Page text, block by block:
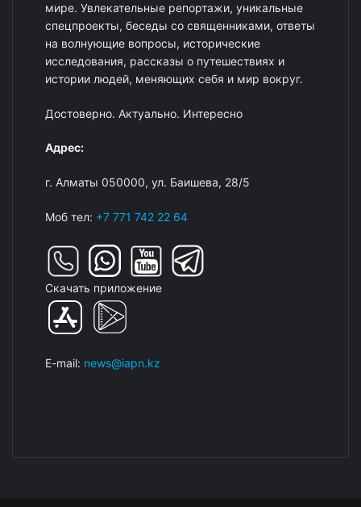
мире. Увлекательные репортажи, уникальные
спецпроекты, беседы со священниками, ответы
на волнующие вопросы, исторические
исследования, рассказы о путешествиях и
истории людей, меняющих себя и мир вокруг.
Достоверно. Актуально. Интересно
Адрес:
г. Алматы 050000, ул. Баишева, 28/5
Моб тел: +7 771 742 22 64
Скачать приложение
E-mail: news@iapn.kz